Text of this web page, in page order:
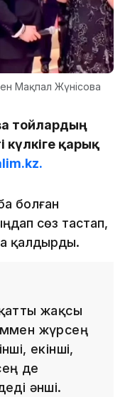
Мақпал Жүнісова
тойлардың
күлкіге қарық
болған
сөз тастап,
қалдырды.
жақсы
жүрсең
екінші,
де
әнші.